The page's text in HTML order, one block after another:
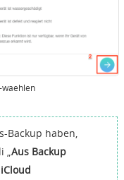
Backup haben,
Aus Backup